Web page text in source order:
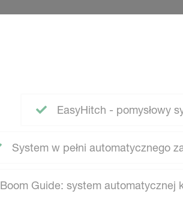
EasyHitch - pomysłowy
System w pełni automatycznego
Boom Guide: system automatycznej